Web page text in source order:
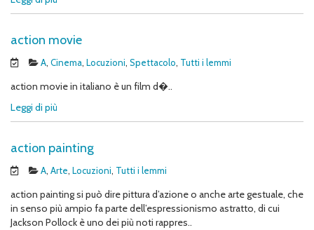
action movie
A, Cinema, Locuzioni, Spettacolo, Tutti i lemmi
action movie in italiano è un film d�..
Leggi di più
action painting
A, Arte, Locuzioni, Tutti i lemmi
action painting si può dire pittura d’azione o anche arte gestuale, che
in senso più ampio fa parte dell’espressionismo astratto, di cui
Jackson Pollock è uno dei più noti rappres..